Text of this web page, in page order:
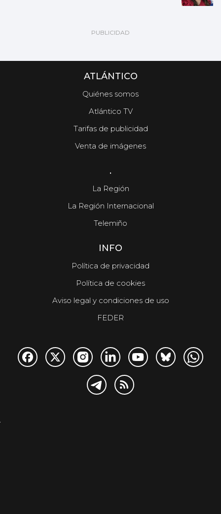
ATLÁNTICO
Quiénes somos
Atlántico TV
Tarifas de publicidad
Venta de imágenes
.
La Región
La Región Internacional
Telemiño
INFO
Política de privacidad
Política de cookies
Aviso legal y condiciones de uso
FEDER